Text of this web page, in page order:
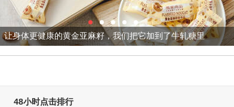
健康的黄金亚麻籽，我们把它加到了牛轧糖里 被
48小时点击排行